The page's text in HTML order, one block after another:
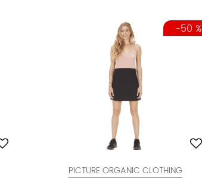
-50 %
PICTURE ORGANIC CLOTHING